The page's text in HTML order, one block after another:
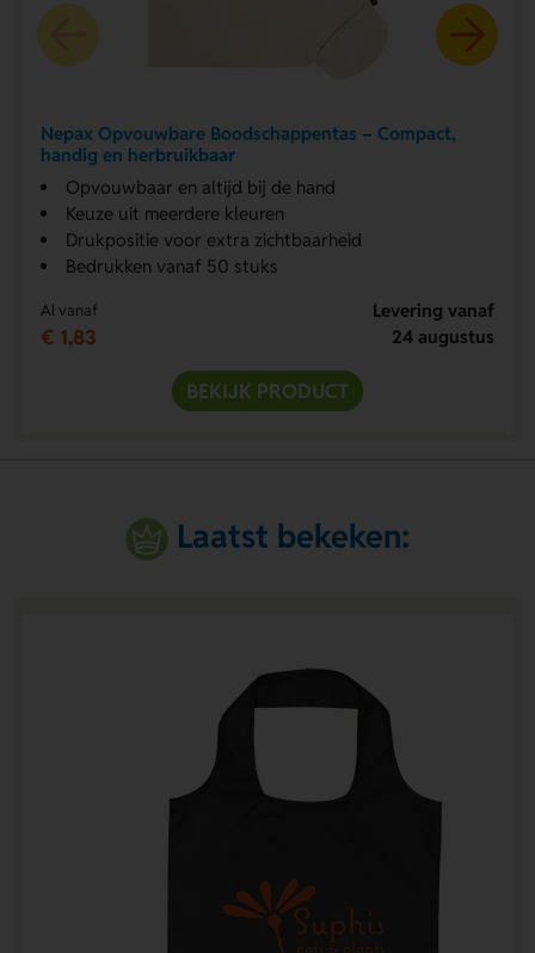
Nepax Opvouwbare Boodschappentas – Compact,
handig en herbruikbaar
Opvouwbaar en altijd bij de hand
Keuze uit meerdere kleuren
Drukpositie voor extra zichtbaarheid
Bedrukken vanaf 50 stuks
Al vanaf
€ 1,83
Levering vanaf
24 augustus
BEKIJK PRODUCT
Laatst bekeken: